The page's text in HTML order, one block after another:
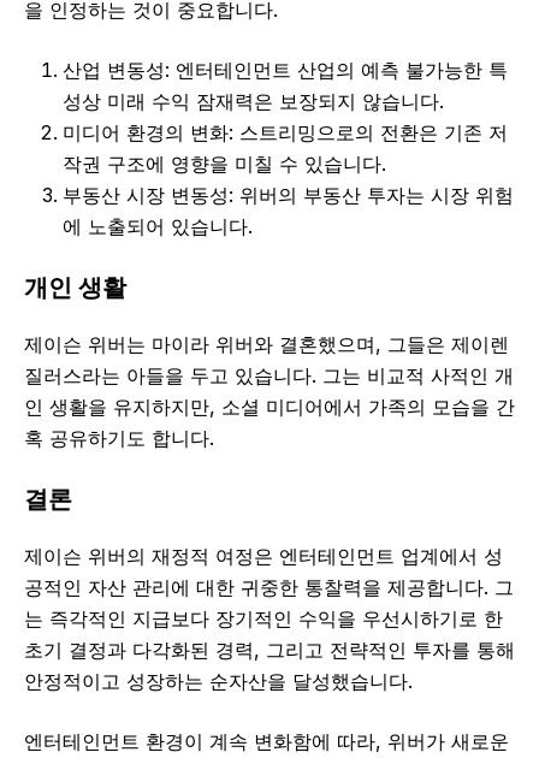
을 인정하는 것이 중요합니다.
산업 변동성: 엔터테인먼트 산업의 예측 불가능한 특
성상 미래 수익 잠재력은 보장되지 않습니다.
미디어 환경의 변화: 스트리밍으로의 전환은 기존 저
작권 구조에 영향을 미칠 수 있습니다.
부동산 시장 변동성: 위버의 부동산 투자는 시장 위험
에 노출되어 있습니다.
개인 생활
제이슨 위버는 마이라 위버와 결혼했으며, 그들은 제이렌
질러스라는 아들을 두고 있습니다. 그는 비교적 사적인 개
인 생활을 유지하지만, 소셜 미디어에서 가족의 모습을 간
혹 공유하기도 합니다.
결론
제이슨 위버의 재정적 여정은 엔터테인먼트 업계에서 성
공적인 자산 관리에 대한 귀중한 통찰력을 제공합니다. 그
는 즉각적인 지급보다 장기적인 수익을 우선시하기로 한
초기 결정과 다각화된 경력, 그리고 전략적인 투자를 통해
안정적이고 성장하는 순자산을 달성했습니다.
엔터테인먼트 환경이 계속 변화함에 따라, 위버가 새로운